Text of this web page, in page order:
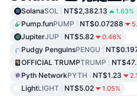
SolanaSOL NT$2,382.13 1.63%
Pump.funPUMP NT$0.07288
JupiterJUP NT$5.82 0.46%
Pudgy PenguinsPENGU
OFFICIAL TRUMPTRUMP
Pyth NetworkPYTH NT$1.23
LightLIGHT NT$5.02 1.05%